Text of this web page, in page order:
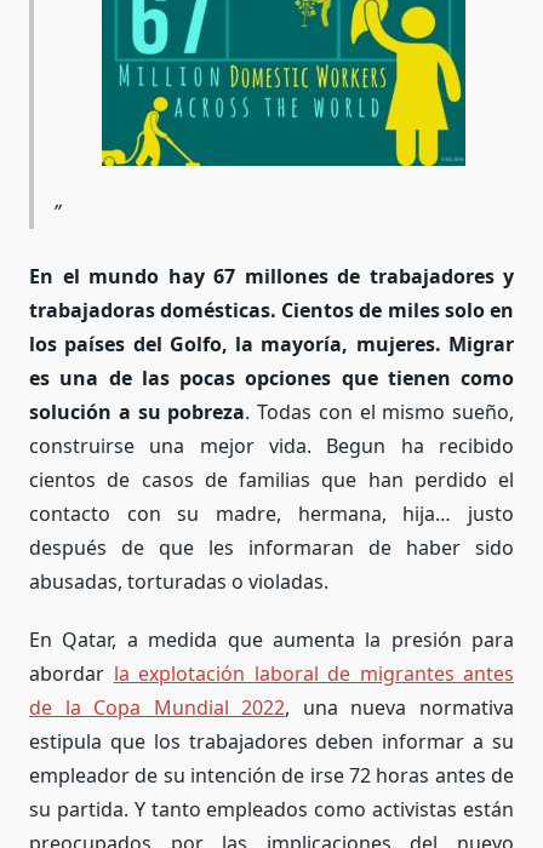
En el mundo hay 67 millones de trabajadores y
trabajadoras domésticas. Cientos de miles solo en
los países del Golfo, la mayoría, mujeres. Migrar
es una de las pocas opciones que tienen como
solución a su pobreza. Todas con el mismo sueño,
construirse una mejor vida. Begun ha recibido
cientos de casos de familias que han perdido el
contacto con su madre, hermana, hija… justo
después de que les informaran de haber sido
abusadas, torturadas o violadas.
En Qatar, a medida que aumenta la presión para
abordar la explotación laboral de migrantes antes
de la Copa Mundial 2022, una nueva normativa
estipula que los trabajadores deben informar a su
empleador de su intención de irse 72 horas antes de
su partida. Y tanto empleados como activistas están